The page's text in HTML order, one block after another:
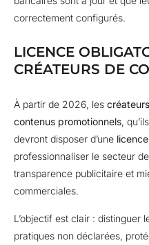
correctement configurés.
LICENCE
CRÉATEURS DE
À partir de 2026, les
contenus promotionnels,
devront disposer d’une
professionnaliser le secteur
transparence publicitaire et
commerciales.
L’objectif est clair : distinguer
pratiques non déclarées,